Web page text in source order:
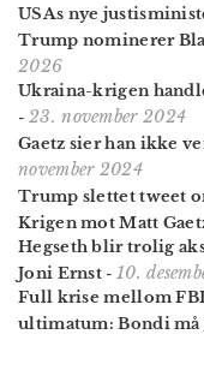
USAs nye
Trump nominerer
2026
Ukraina-krigen
- 23. november 2024
Gaetz sier han ikke
november 2024
Trump slettet tweet
Krigen mot Matt
Hegseth blir trolig
Joni Ernst - 10.
Full krise mellom
ultimatum: Bondi må